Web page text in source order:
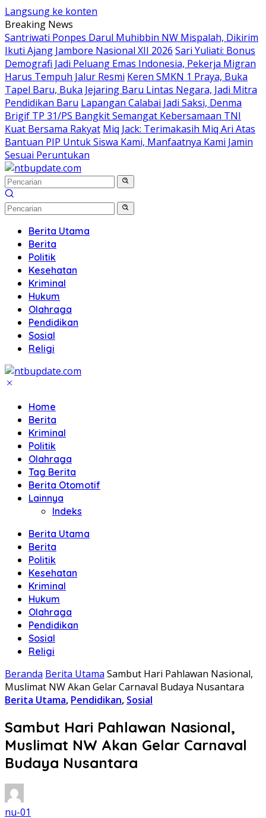
Langsung ke konten
Breaking News
Santriwati Ponpes Darul Muhibbin NW Mispalah, Dikirim
Ikuti Ajang Jambore Nasional XII 2026 Sari Yuliati: Bonus
Demografi Jadi Peluang Emas Indonesia, Pekerja Migran
Harus Tempuh Jalur Resmi Keren SMKN 1 Praya, Buka
Tapel Baru, Buka Jejaring Baru Lintas Negara, Jadi Mitra
Pendidikan Baru Lapangan Calabai Jadi Saksi, Denma
Brigif TP 31/PS Bangkit Semangat Kebersamaan TNI
Kuat Bersama Rakyat Miq Jack: Terimakasih Miq Ari Atas
Bantuan PIP Untuk Siswa Kami, Manfaatnya Kami Jamin
Sesuai Peruntukan
Berita Utama
Berita
Politik
Kesehatan
Kriminal
Hukum
Olahraga
Pendidikan
Sosial
Religi
Home
Berita
Kriminal
Politik
Olahraga
Tag Berita
Berita Otomotif
Lainnya
Indeks
Berita Utama
Berita
Politik
Kesehatan
Kriminal
Hukum
Olahraga
Pendidikan
Sosial
Religi
Beranda Berita Utama Sambut Hari Pahlawan Nasional,
Muslimat NW Akan Gelar Carnaval Budaya Nusantara
Berita Utama, Pendidikan, Sosial
Sambut Hari Pahlawan Nasional,
Muslimat NW Akan Gelar Carnaval
Budaya Nusantara
nu-01